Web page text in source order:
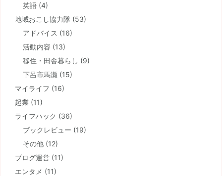
英語 (4)
地域おこし協力隊 (53)
アドバイス (16)
活動内容 (13)
移住・田舎暮らし (9)
下呂市馬瀬 (15)
マイライフ (16)
起業 (11)
ライフハック (36)
ブックレビュー (19)
その他 (12)
ブログ運営 (11)
エンタメ (11)